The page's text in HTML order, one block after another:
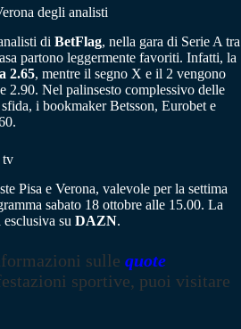
degli analisti
di BetFlag, nella gara di Serie A tra
partono leggermente favoriti. Infatti, la
2.65, mentre il segno X e il 2 vengono
2.90. Nel palinsesto complessivo delle
i bookmaker Betsson, Eurobet e
tv
Pisa e Verona, valevole per la settima
sabato 18 ottobre alle 15.00. La
esclusiva su DAZN.
sulle quote
sportive, puoi visitare